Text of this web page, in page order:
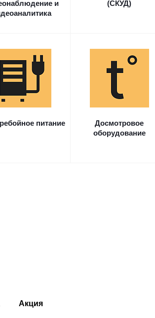
и
(СКУД)
питание
Досмотровое
оборудование
Акция